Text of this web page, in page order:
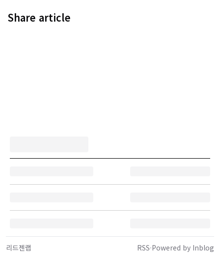
Share article
리드젠랩 RSS·Powered by Inblog